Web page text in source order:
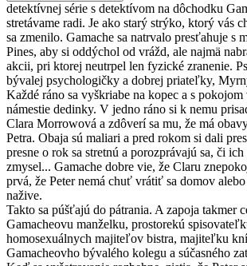
detektívnej série s detektívom na dôchodku
stretávame radi. Je ako starý strýko, ktorý vás
sa zmenilo. Gamache sa natrvalo presťahuje s
Pines, aby si oddýchol od vrážd, ale najmä
akcii, pri ktorej neutrpel len fyzické zranenie.
bývalej psychologičky a dobrej priateľky,
Každé ráno sa vyškriabe na kopec a s
námestie dedinky. V jedno ráno si k nemu
Clara Morrowová a zdôverí sa mu, že má
Petra. Obaja sú maliari a pred rokom si dali
presne o rok sa stretnú a porozprávajú sa, či ich
zmysel... Gamache dobre vie, že Claru
prvá, že Peter nemá chuť vrátiť sa domov
nažive.
Takto sa púšťajú do pátrania. A zapoja takmer
Gamacheovu manželku, prostorekú
homosexuálnych majiteľov bistra, majiteľku
Gamacheovho bývalého kolegu a súčasného